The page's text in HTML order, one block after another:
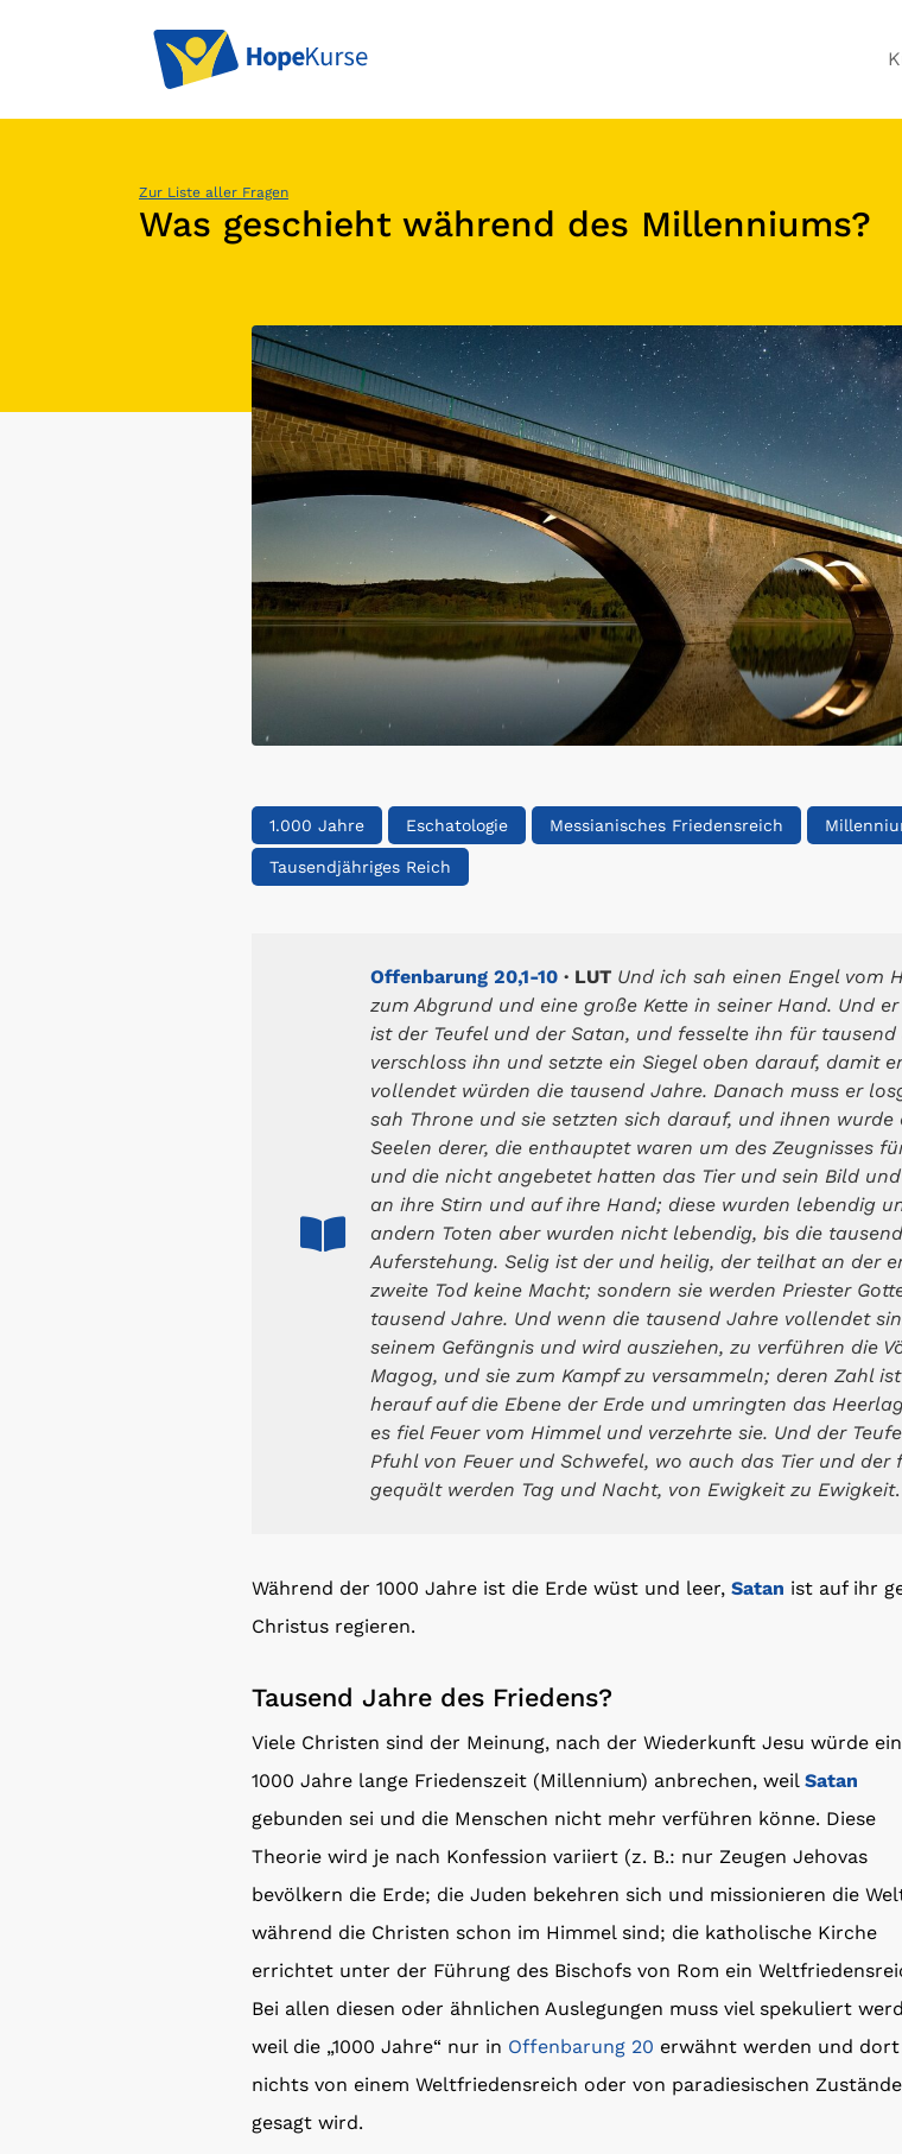
Zur Liste aller Fragen
Was geschieht während des Millenniums?
1.000 Jahre Eschatologie Messianisches Friedensreich
Tausendjähriges Reich
Offenbarung 20,1-10 · LUT Und ich sah einen Engel vom
zum Abgrund und eine große Kette in seiner Hand. Und
ist der Teufel und der Satan, und fesselte ihn für
verschloss ihn und setzte ein Siegel oben darauf, damit
vollendet würden die tausend Jahre. Danach muss er
sah Throne und sie setzten sich darauf, und ihnen
Seelen derer, die enthauptet waren um des Zeugnisses
und die nicht angebetet hatten das Tier und sein Bild
an ihre Stirn und auf ihre Hand; diese wurden lebendig
andern Toten aber wurden nicht lebendig, bis die
Auferstehung. Selig ist der und heilig, der teilhat an der
zweite Tod keine Macht; sondern sie werden Priester
tausend Jahre. Und wenn die tausend Jahre vollendet
seinem Gefängnis und wird ausziehen, zu verführen die
Magog, und sie zum Kampf zu versammeln; deren Zahl
herauf auf die Ebene der Erde und umringten das
es fiel Feuer vom Himmel und verzehrte sie. Und der
Pfuhl von Feuer und Schwefel, wo auch das Tier und
gequält werden Tag und Nacht, von Ewigkeit zu Ewigkeit.
Während der 1000 Jahre ist die Erde wüst und leer, Satan ist auf ihr
Christus regieren.
Tausend Jahre des Friedens?
Viele Christen sind der Meinung, nach der Wiederkunft Jesu würde
1000 Jahre lange Friedenszeit (Millennium) anbrechen, weil Satan
gebunden sei und die Menschen nicht mehr verführen könne. Diese
Theorie wird je nach Konfession variiert (z. B.: nur Zeugen Jehovas
bevölkern die Erde; die Juden bekehren sich und missionieren die
während die Christen schon im Himmel sind; die katholische Kirche
errichtet unter der Führung des Bischofs von Rom ein
Bei allen diesen oder ähnlichen Auslegungen muss viel spekuliert
weil die „1000 Jahre“ nur in Offenbarung 20 erwähnt werden und dort
nichts von einem Weltfriedensreich oder von paradiesischen
gesagt wird.